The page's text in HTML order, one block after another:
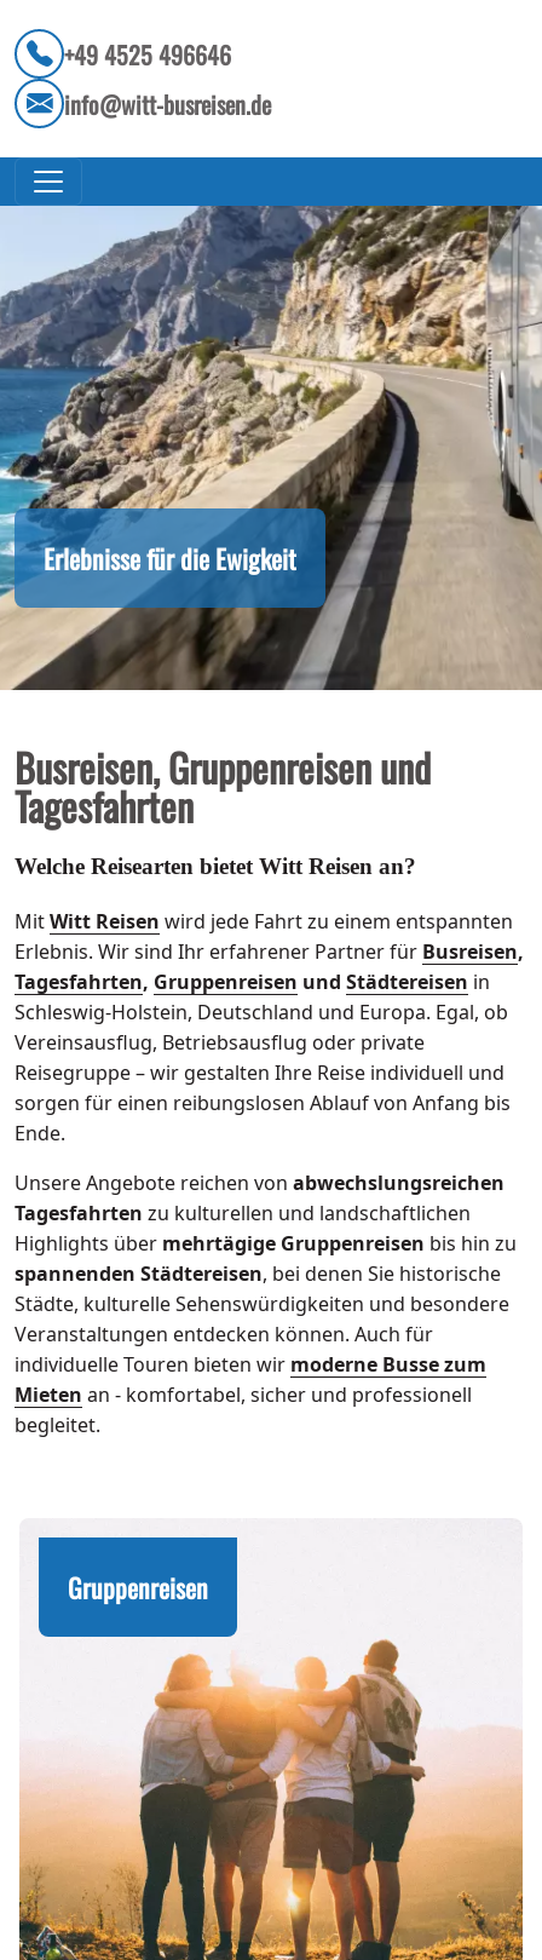
+49 4525 496646
info@witt-busreisen.de
Erlebnisse für die Ewigkeit
Busreisen, Gruppenreisen und
Tagesfahrten
Welche Reisearten bietet Witt Reisen an?
MitWitt Reisen wird jede Fahrt zu einem entspannten
Erlebnis. Wir sind Ihr erfahrener Partner für Busreisen,
Tagesfahrten, Gruppenreisen und Städtereisen in
Schleswig-Holstein, Deutschland und Europa. Egal, ob
Vereinsausflug, Betriebsausflug oder private
Reisegruppe – wir gestalten Ihre Reise individuell und
sorgen für einen reibungslosen Ablauf von Anfang bis
Ende.
Unsere Angebote reichen von abwechslungsreichen
Tagesfahrten zu kulturellen und landschaftlichen
Highlights über mehrtägige Gruppenreisen bis hin zu
spannenden Städtereisen, bei denen Sie historische
Städte, kulturelle Sehenswürdigkeiten und besondere
Veranstaltungen entdecken können. Auch für
individuelle Touren bieten wir moderne Busse zum
Mieten an - komfortabel, sicher und professionell
begleitet.
Gruppenreisen